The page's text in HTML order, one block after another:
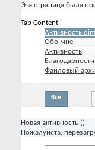
Эта страница была
Tab Content
Активность
Обо мне
Активность
Файловый
Все
Новая активность ()
Пожалуйста,